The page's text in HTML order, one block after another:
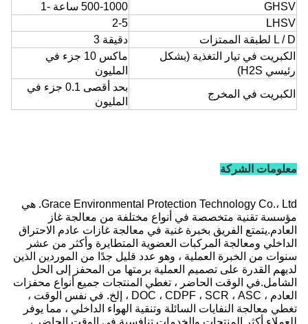
GHSV
500-1000 ساعة -1
LHSV
2-5
L / D لطبقة الممتزات
دقيقة 3
الكبريت في تيار التغذية (بشكل
رئيسي H2S)
ماكس 10 جزء في
المليون
الكبريت في المخرج
بحد أقصى 0.1 جزء في
المليون
معلومات الشركة
Grace Environmental Protection Technology Co.، Ltd. هي
مؤسسة تقنية متخصصة في أنواع مختلفة من معالجة غاز
العادم.يتمتع الفريق بخبرة غنية في معالجة غازات عادم الاحتراق
الداخلي ومعالجة المركبات العضوية المتطايرة وأكثر من عشر
سنوات من الخبرة العملية ، وهو عدد قليل جدًا من الموردين الذين
لديهم القدرة على تصميم العملية برمتها من المحفز إلى الحل
الشامل.في الوقت الحاضر ، تغطي المنتجات جميع أنواع محفزات
العادم ، DOC ، CDPF ، SCR ، ASC ، إلخ. في نفس الوقت ،
تغطي معالجة النفايات السائلة وتنقية الهواء الداخلي ، مما يوفر
للعملاء أكثر المنتجات والخدمات تنافسية.في الوقت الحاضر ،